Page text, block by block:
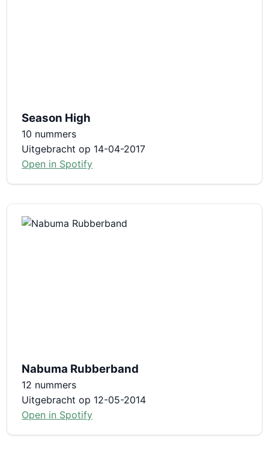
Season High
10 nummers
Uitgebracht op 14-04-2017
Open in Spotify
Nabuma Rubberband
12 nummers
Uitgebracht op 12-05-2014
Open in Spotify